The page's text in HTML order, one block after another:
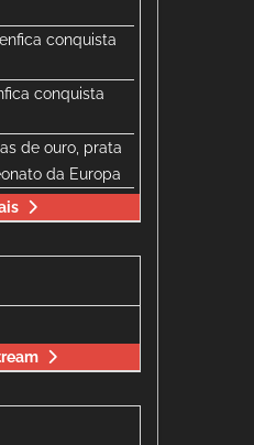
conquista
conquista
de ouro, prata
da Europa